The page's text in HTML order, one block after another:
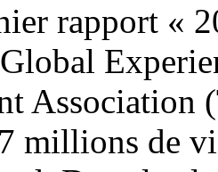
rapport «
Association
millions de